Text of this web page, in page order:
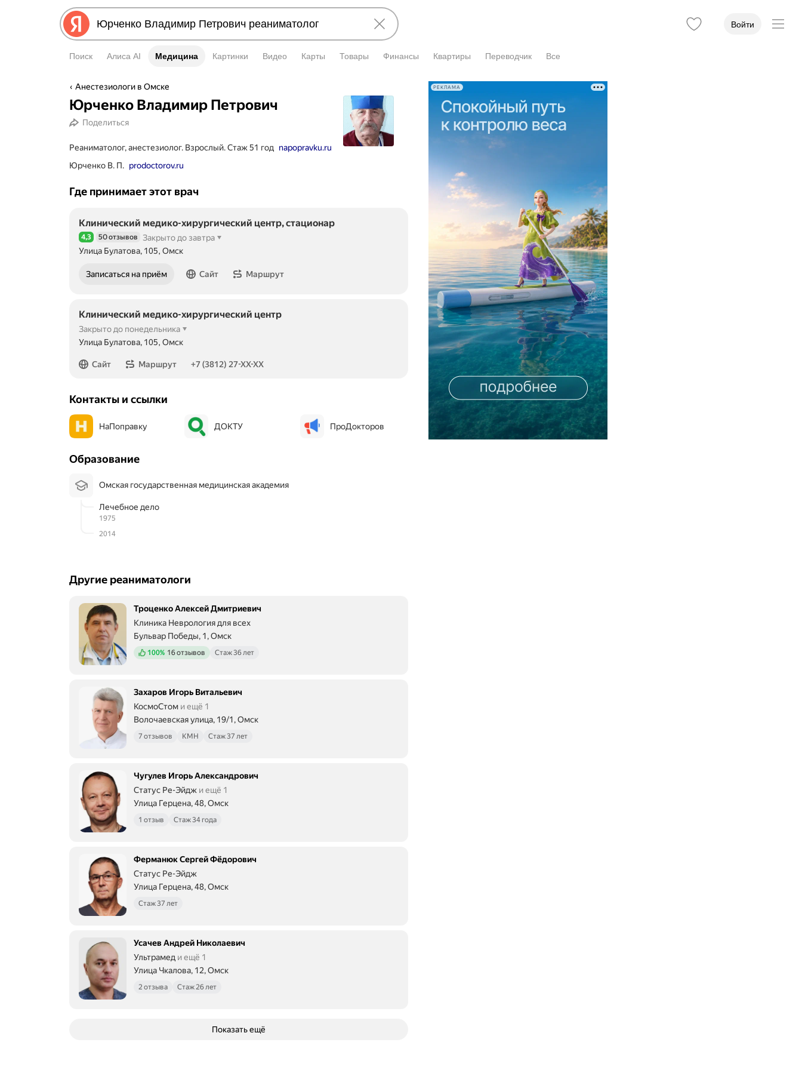
Войти
Поиск Алиса AI Медицина
Медицина Картинки Видео Карты Товары Финансы Квартиры Переводчик Все
Анестезиологи в Омске
Юрченко Владимир Петрович
Поделиться
Реаниматолог, анестезиолог. Взрослый. Стаж 51 год
napopravku.ru
Юрченко В. П. prodoctorov.ru
Где принимает этот врач
Клинический медико-хирургический центр, стационар
Рейтинг 4,3 из 5
4,3 50 отзывов
Закрыто до завтра
Улица Булатова, 105, Омск
Записаться на приём Сайт Маршрут
Клинический медико-хирургический центр
Закрыто до понедельника
Улица Булатова, 105, Омск
Сайт Маршрут
Номер телефона: +73812275423 +7 (3812) 27-XX-XX
Контакты и ссылки
НаПоправку ДОКТУ ПроДокторов
Образование
Омская государственная медицинская академия
Лечебное дело
1975
2014
Другие реаниматологи
Троценко Алексей Дмитриевич
Клиника Неврология для всех
Бульвар Победы, 1, Омск
Положительных отзывов
100% 16 отзывов Стаж 36 лет
Захаров Игорь Витальевич
КосмоСтом и ещё 1
Волочаевская улица, 19/1, Омск
7 отзывов КМН Стаж 37 лет
Чугулев Игорь Александрович
Статус Ре-Эйдж и ещё 1
Улица Герцена, 48, Омск
1 отзыв Стаж 34 года
Ферманюк Сергей Фёдорович
Статус Ре-Эйдж
Улица Герцена, 48, Омск
Стаж 37 лет
Усачев Андрей Николаевич
Ультрамед и ещё 1
Улица Чкалова, 12, Омск
2 отзыва Стаж 26 лет
Показать ещё
РЕКЛАМА